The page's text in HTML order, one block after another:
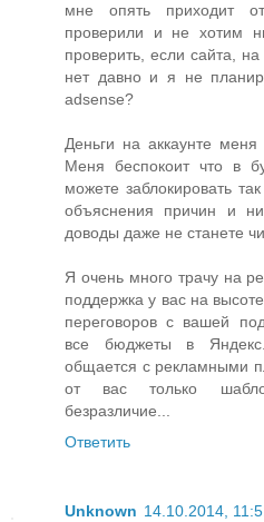
мне опять приходит
проверили и не хотим
проверить, если сайта,
нет давно и я не
adsense?
Деньги на аккаунте
Меня беспокоит что в
можете заблокировать
объяснения причин и
доводы даже не станете
Я очень много трачу на
поддержка у вас на
переговоров с вашей
все бюджеты в
общается с рекламными
от вас только
безразличие...
Ответить
Unknown 14.10.2014,